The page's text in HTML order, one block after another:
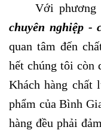
Với phương
chuyên nghiệp -
quan tâm đến
hết chúng tôi còn
Khách hàng chất
phẩm của Bình
hàng đều phải